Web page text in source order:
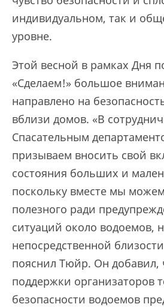
индивидуальном, так и
уровне.
Этой весной в рамках Дня
«Сделаем!» большое
направлено на
вблизи домов. «В
Спасательным
призываем вносить свой
состояния больших и
поскольку вместе мы
полезного ради
ситуаций около водоемов,
непосредственной
пояснил Тюйр. Он добавил,
поддержки организаторов
безопасности водоемов